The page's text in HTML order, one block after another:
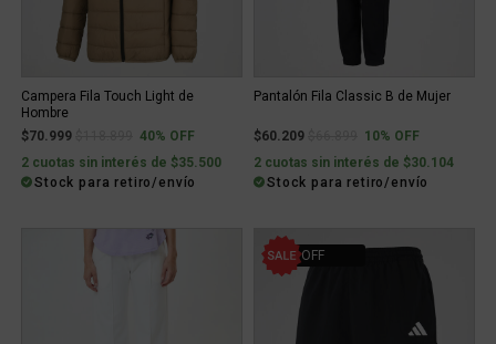
Campera Fila Touch Light de
Hombre
$70.999
Price reduced from
to40% OFF
2 cuotas sin interés de $35.500
Stock para retiro/envío
Pantalón Fila Classic B de Mujer
$60.209 Price reduced from
to10% OFF
2 cuotas sin interés de $30.104
Stock para retiro/envío
10% OFF